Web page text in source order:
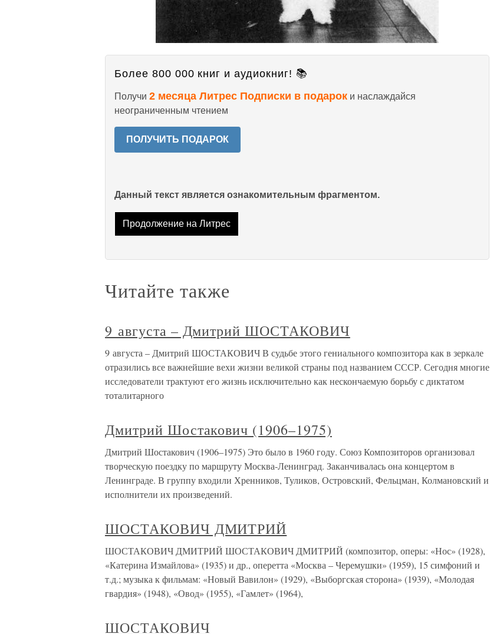
Более 800 000 книг и аудиокниг! 📚
Получи 2 месяца Литрес Подписки в подарок и наслаждайся
неограниченным чтением
ПОЛУЧИТЬ ПОДАРОК
Данный текст является ознакомительным фрагментом.
Продолжение на Литрес
Читайте также
9 августа – Дмитрий ШОСТАКОВИЧ
9 августа – Дмитрий ШОСТАКОВИЧ В судьбе этого гениального композитора как в зеркале
отразились все важнейшие вехи жизни великой страны под названием СССР. Сегодня многие
исследователи трактуют его жизнь исключительно как нескончаемую борьбу с диктатом
тоталитарного
Дмитрий Шостакович (1906–1975)
Дмитрий Шостакович (1906–1975) Это было в 1960 году. Союз Композиторов организовал
творческую поездку по маршруту Москва-Ленинград. Заканчивалась она концертом в
Ленинграде. В группу входили Хренников, Туликов, Островский, Фельцман, Колмановский и
исполнители их произведений.
ШОСТАКОВИЧ ДМИТРИЙ
ШОСТАКОВИЧ ДМИТРИЙ ШОСТАКОВИЧ ДМИТРИЙ (композитор, оперы: «Нос» (1928),
«Катерина Измайлова» (1935) и др., оперетта «Москва – Черемушки» (1959), 15 симфоний и
т.д.; музыка к фильмам: «Новый Вавилон» (1929), «Выборгская сторона» (1939), «Молодая
гвардия» (1948), «Овод» (1955), «Гамлет» (1964),
ШОСТАКОВИЧ